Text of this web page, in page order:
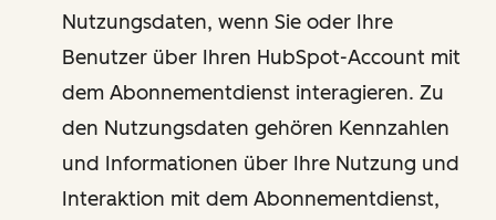
Nutzungsdaten, wenn Sie oder Ihre
Benutzer über Ihren HubSpot-Account mit
dem Abonnementdienst interagieren. Zu
den Nutzungsdaten gehören Kennzahlen
und Informationen über Ihre Nutzung und
Interaktion mit dem Abonnementdienst,